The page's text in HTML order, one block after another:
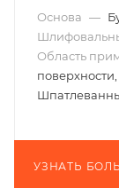
Основа —
Область
УЗНАТЬ